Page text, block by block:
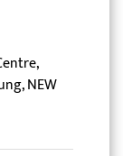
NEW